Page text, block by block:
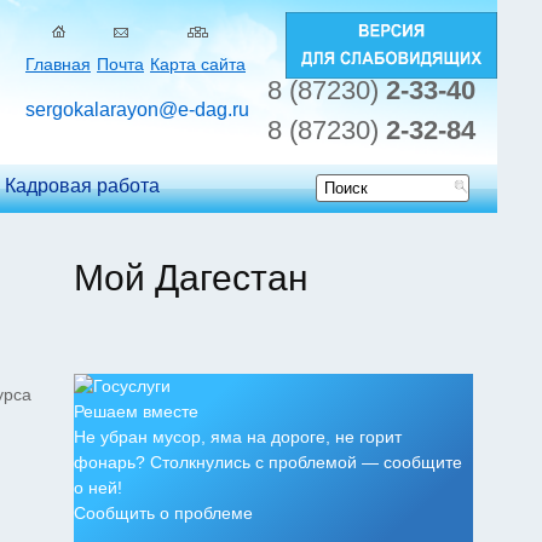
Главная Почта Карта сайта
sergokalarayon@e-dag.ru
8 (87230) 2-33-40
8 (87230) 2-32-84
Кадровая работа
Форма
Мой Дагестан
Решаем вместе
Не убран мусор, яма на дороге, не горит
фонарь? Столкнулись с проблемой — сообщите
о ней!
Сообщить о проблеме